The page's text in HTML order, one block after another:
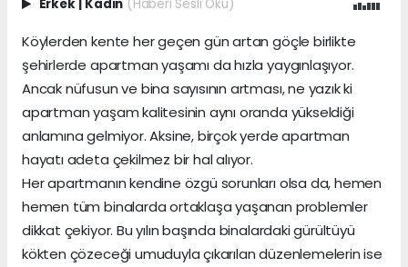
Erkek Kadın (Haberi Sesli Oku)
Köylerden kente her geçen gün artan göçle birlikte
şehirlerde apartman yaşamı da hızla yaygınlaşıyor.
Ancak nüfusun ve bina sayısının artması, ne yazık ki
apartman yaşam kalitesinin aynı oranda yükseldiği
anlamına gelmiyor. Aksine, birçok yerde apartman
hayatı adeta çekilmez bir hal alıyor.
Her apartmanın kendine özgü sorunları olsa da, hemen
hemen tüm binalarda ortaklaşa yaşanan problemler
dikkat çekiyor. Bu yılın başında binalardaki gürültüyü
kökten çözeceği umuduyla çıkarılan düzenlemelerin ise